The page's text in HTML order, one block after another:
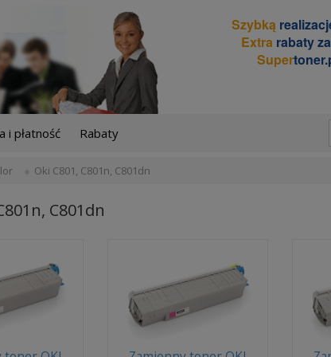
Szybką
Extra rabaty
Super
i płatność Rabaty
Oki C801, C801n, C801dn
C801dn